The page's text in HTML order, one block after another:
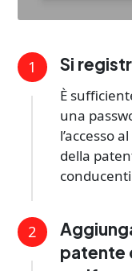
1 Si
È
una
l’accesso
della
2
patente